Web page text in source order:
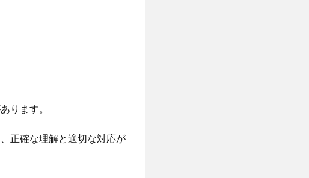
ります。
正確な理解と適切な対応が